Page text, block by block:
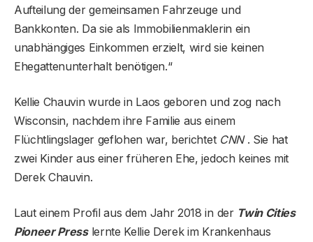
Aufteilung der gemeinsamen Fahrzeuge und
Bankkonten. Da sie als Immobilienmaklerin ein
unabhängiges Einkommen erzielt, wird sie keinen
Ehegattenunterhalt benötigen.“
Kellie Chauvin wurde in Laos geboren und zog nach
Wisconsin, nachdem ihre Familie aus einem
Flüchtlingslager geflohen war, berichtet CNN. Sie hat
zwei Kinder aus einer früheren Ehe, jedoch keines mit
Derek Chauvin.
Laut einem Profil aus dem Jahr 2018 in der Twin Cities
Pioneer Presslernte Kellie Derek im Krankenhaus